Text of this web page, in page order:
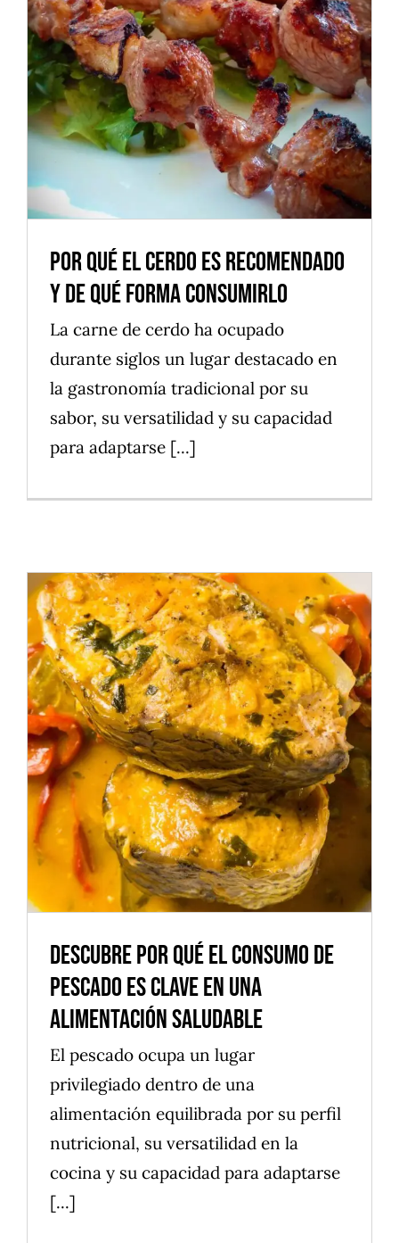
Por Qué El Cerdo Es
Recomendado y De Qué Forma
Consumirlo
Alimentos Cocina saludable Postres Productos naturales
Por Qué El Cerdo Es Recomendado
y De Qué Forma Consumirlo
La carne de cerdo ha ocupado
durante siglos un lugar destacado en
la gastronomía tradicional por su
sabor, su versatilidad y su capacidad
para adaptarse [...]
Descubre Por Qué El Consumo De
Pescado Es Clave En Una
Alimentación Saludable
Alimentos Cocina saludable Postres Productos naturales
Descubre Por Qué El Consumo De
Pescado Es Clave En Una
Alimentación Saludable
El pescado ocupa un lugar
privilegiado dentro de una
alimentación equilibrada por su perfil
nutricional, su versatilidad en la
cocina y su capacidad para adaptarse
[...]